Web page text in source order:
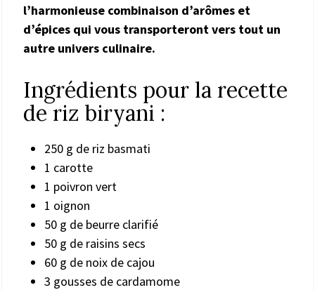
l’harmonieuse combinaison d’arômes et
d’épices qui vous transporteront vers tout un
autre univers culinaire.
Ingrédients pour la recette
de riz biryani :
250 g de riz basmati
1 carotte
1 poivron vert
1 oignon
50 g de beurre clarifié
50 g de raisins secs
60 g de noix de cajou
3 gousses de cardamome